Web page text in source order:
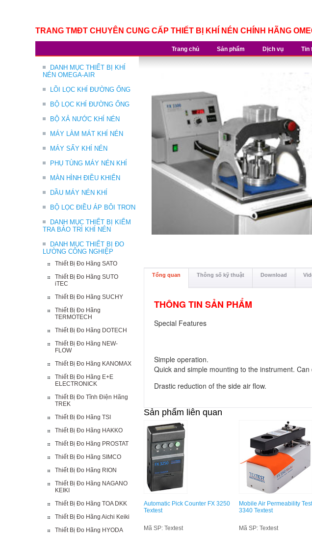
TRANG TMĐT CHUYÊN CUNG CẤP THIẾT BỊ KHÍ NÉN CHÍNH HÃNG
Trang chủ Sản phẩm Dịch vụ Tin
DANH MỤC THIẾT BỊ KHÍ
NÉN OMEGA-AIR
LÕI LỌC KHÍ ĐƯỜNG ỐNG
BỘ LỌC KHÍ ĐƯỜNG ỐNG
BỘ XẢ NƯỚC KHÍ NÉN
MÁY LÀM MÁT KHÍ NÉN
MÁY SẤY KHÍ NÉN
PHỤ TÙNG MÁY NÉN KHÍ
MÀN HÌNH ĐIỀU KHIỂN
DẦU MÁY NÉN KHÍ
BỘ LỌC ĐIỀU ÁP BÔI TRƠN
DANH MỤC THIẾT BỊ KIỂM
TRA BẢO TRÌ KHÍ NÉN
DANH MỤC THIẾT BỊ ĐO
LƯỜNG CÔNG NGHIỆP
Thiết Bị Đo Hãng SATO
Thiết Bị Đo Hãng SUTO
iTEC
Thiết Bị Đo Hãng SUCHY
Thiết Bị Đo Hãng
TERMOTECH
Thiết Bị Đo Hãng DOTECH
Thiết Bị Đo Hãng NEW-
FLOW
Thiết Bị Đo Hãng KANOMAX
Thiết Bị Đo Hãng E+E
ELECTRONICK
Thiết Bị Đo Tĩnh Điện Hãng
TREK
Thiết Bị Đo Hãng TSI
Thiết Bị Đo Hãng HAKKO
Thiết Bị Đo Hãng PROSTAT
Thiết Bị Đo Hãng SIMCO
Thiết Bị Đo Hãng RION
Thiết Bị Đo Hãng NAGANO
KEIKI
Thiết Bị Đo Hãng TOA DKK
Thiết Bị Đo Hãng Aichi Keiki
Thiết Bị Đo Hãng HYODA
Tổng quan Thông số kỹ thuật Download
THÔNG TIN SẢN PHẨM
Special Features
Simple operation.
Quick and simple mounting to the instrument.
Drastic reduction of the side air flow.
Sản phẩm liên quan
Automatic Pick Counter FX 3250
Textest
Mã SP: Textest
Mobile Air Permeability
3340 Textest
Mã SP: Textest